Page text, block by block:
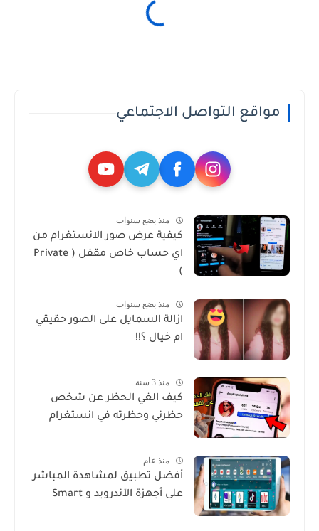
مواقع التواصل الاجتماعي
منذ بضع سنوات
كيفية عرض صور الانستغرام من
اي حساب خاص مقفل ( Private
)
منذ بضع سنوات
ازالة السمايل على الصور حقيقي
ام خيال ؟!!
منذ 3 سنة
كيف الغي الحظر عن شخص
حظرني وحظرته في انستغرام
منذ عام
أفضل تطبيق لمشاهدة المباشر
على أجهزة الأندرويد و Smart